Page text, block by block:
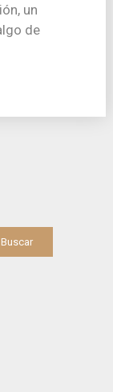
un
de